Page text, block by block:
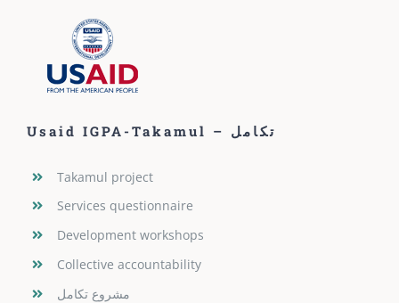
Usaid IGPA-Takamul – تكامل
Takamul project
Services questionnaire
Development workshops
Collective accountability
مشروع تكامل